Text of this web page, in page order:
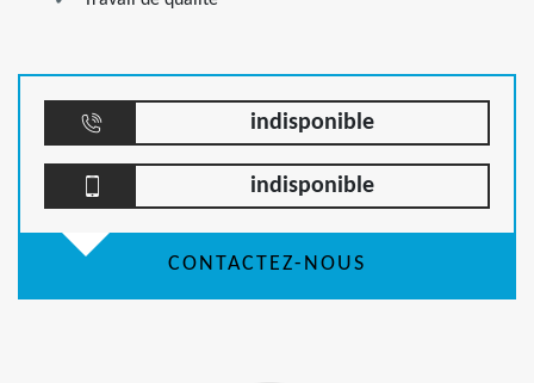
indisponible
indisponible
CONTACTEZ-NOUS